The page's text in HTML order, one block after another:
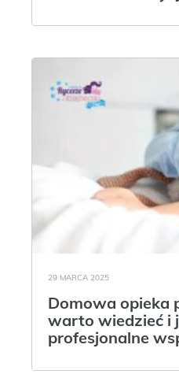
29 MARCA 2025
Domowa opieka
warto wiedzieć i
profesjonalne